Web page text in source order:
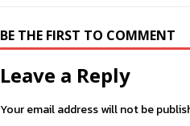
BE THE FIRST TO COMMENT
Leave a Reply
Your email address will not be